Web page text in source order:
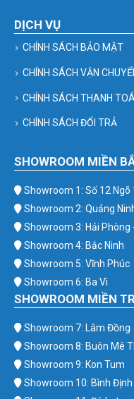
DỊCH VỤ
CHÍNH SÁCH BẢO MẬT
CHÍNH SÁCH VẬN
CHÍNH SÁCH THANH
CHÍNH SÁCH ĐỔI TRẢ
SHOWROOM MIỀN
Showroom 1: Số 12 Ngõ
Showroom 2: Quảng
Showroom 3: Hải Phòng
Showroom 4: Bắc Ninh
Showroom 5: Vĩnh Phúc
Showroom 6: Ba Vì
SHOWROOM MIỀN
Showroom 7: Lâm Đồng
Showroom 8: Buôn Mê
Showroom 9: Kon Tum
Showroom 10: Bình Định